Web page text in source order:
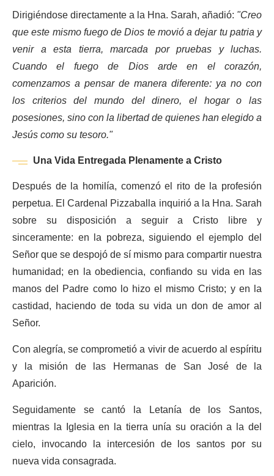
Dirigiéndose directamente a la Hna. Sarah, añadió:"Creo
que este mismo fuego de Dios te movió a dejar tu patria y
venir a esta tierra, marcada por pruebas y luchas.
Cuando el fuego de Dios arde en el corazón,
comenzamos a pensar de manera diferente: ya no con
los criterios del mundo del dinero, el hogar o las
posesiones, sino con la libertad de quienes han elegido a
Jesús como su tesoro."
Una Vida Entregada Plenamente a Cristo
Después de la homilía, comenzó el rito de la profesión
perpetua. El Cardenal Pizzaballa inquirió a la Hna. Sarah
sobre su disposición a seguir a Cristo libre y
sinceramente: en la pobreza, siguiendo el ejemplo del
Señor que se despojó de sí mismo para compartir nuestra
humanidad; en la obediencia, confiando su vida en las
manos del Padre como lo hizo el mismo Cristo; y en la
castidad, haciendo de toda su vida un don de amor al
Señor.
Con alegría, se comprometió a vivir de acuerdo al espíritu
y la misión de las Hermanas de San José de la
Aparición.
Seguidamente se cantó la Letanía de los Santos,
mientras la Iglesia en la tierra unía su oración a la del
cielo, invocando la intercesión de los santos por su
nueva vida consagrada.